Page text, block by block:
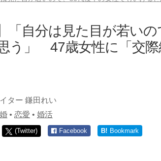
「自分は見た目が若い
う」 47歳女性に「交
ター 鎌田れい
• 恋愛 • 婚活
(Twitter) Facebook B! Bookmark